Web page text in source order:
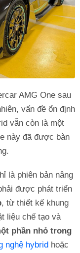
AMG One sau
vấn đề ổn định
vẫn còn là một
này đã được bàn
là phiên bản nâng
được phát triển
, từ thiết kế khung
liệu chế tạo và
phần nhỏ trong
nghệ hybrid hoặc